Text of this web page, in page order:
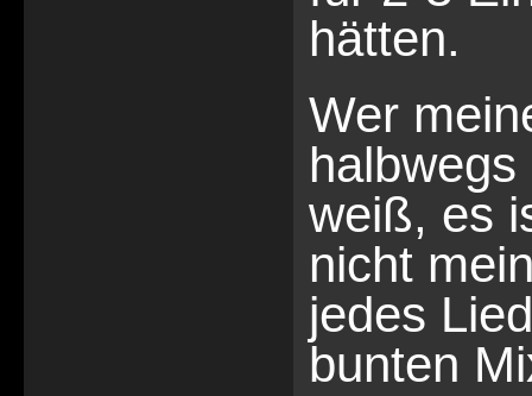
hätten.
Wer
weiß, es
nicht
jedes
bunten